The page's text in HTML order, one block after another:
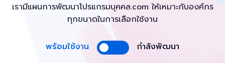
เรามีแผนการพัฒนาโปรแกรมบุคคล.com ให้เหมาะกับองค์กร
ทุกขนาดในการเลือกใช้งาน
พร้อมใช้งาน กำลังพัฒนา